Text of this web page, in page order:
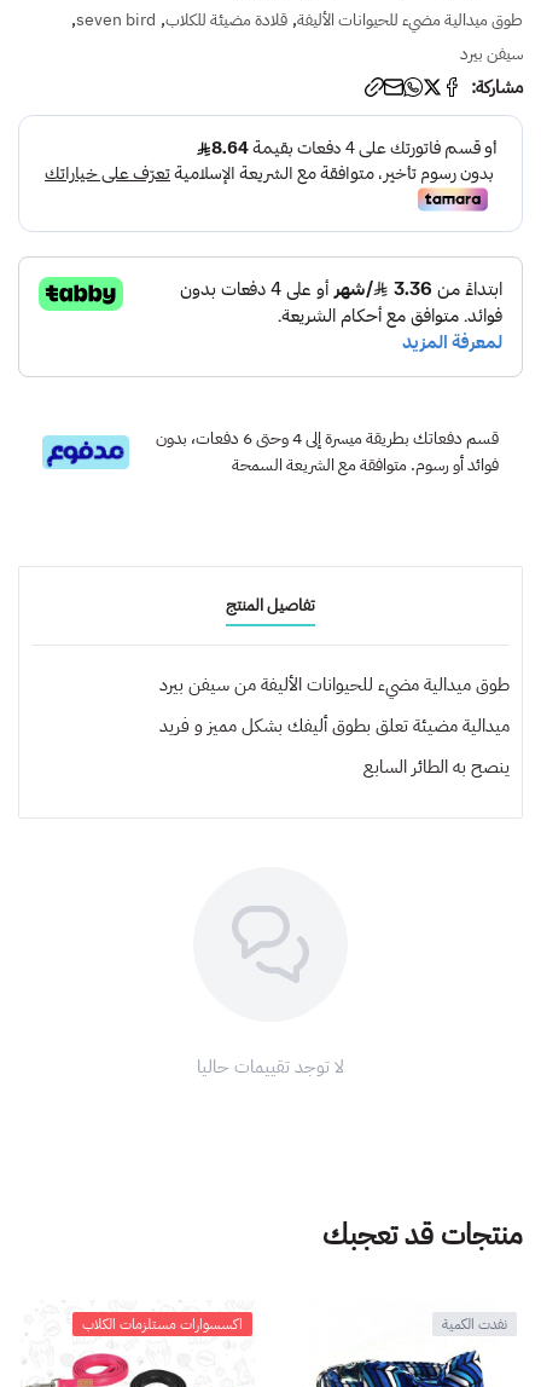
طوق ميدالية مضيء للحيوانات الأليفة, قلادة مضيئة للكلاب,
seven bird
,
سيفن بيرد
مشاركة:
قسم دفعاتك بطريقة ميسرة إلى 4 وحتى 6 دفعات، بدون
فوائد أو رسوم. متوافقة مع الشريعة السمحة
تفاصيل المنتج
طوق ميدالية مضيء للحيوانات الأليفة من سيفن بيرد
ميدالية مضيئة تعلق بطوق أليفك بشكل مميز و فريد
ينصح بهالطائر السابع
لا توجد تقييمات حاليا
منتجات قد تعجبك
نفدت الكمية اكسسوارات مستلزمات الكلاب